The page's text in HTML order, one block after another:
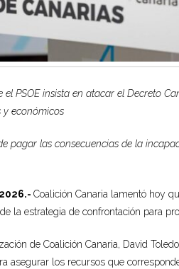
PSOE insista en atacar el Decreto
y económicos
pagar las consecuencias de la
Coalición Canaria lamentó hoy
la estrategia de confrontación para
de Coalición Canaria, David
asegurar los recursos que